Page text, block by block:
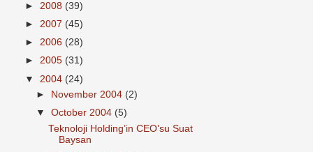
► 2008 (39)
► 2007 (45)
► 2006 (28)
► 2005 (31)
▼ 2004 (24)
►
November 2004 (2)
▼October 2004 (5)
Teknoloji Holding’in CEO’su Suat
Baysan